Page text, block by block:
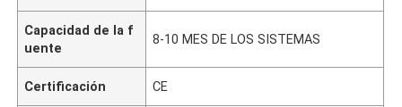
Capacidad de la f
uente
8-10 MES DE LOS SISTEMAS
Certificación CE